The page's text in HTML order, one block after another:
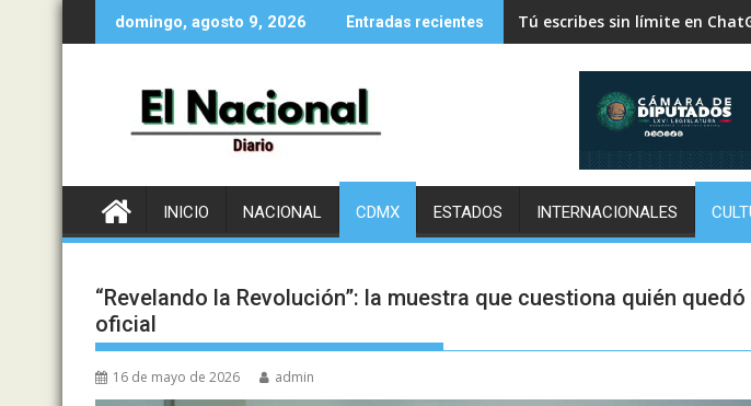
al
domingo, agosto 9, 2026 Entradas recientes 500 mil personas y 30 mil
INICIO NACIONAL CDMX ESTADOS INTERNACIONALES
“Revelando la Revolución”: la muestra que cuestiona quién
oficial
16 de mayo de 2026 admin